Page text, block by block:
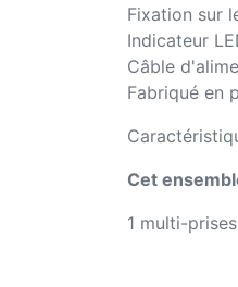
Fixation sur
Indicateur
Câble
Fabriqué en
Cet
1 multi-